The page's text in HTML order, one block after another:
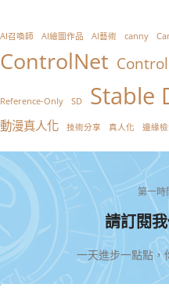
AI召喚師 AI繪圖作品 AI藝術 canny
ControlNet
Reference-Only SD Stable
動漫真人化 技術分享 真人化 邊緣
第一時
請訂閱
一天進步一點點，